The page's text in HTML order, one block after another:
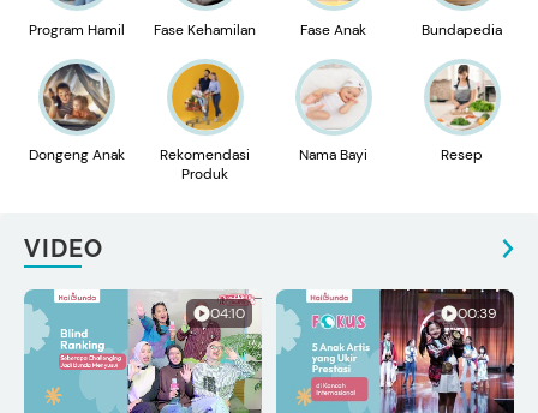
Program Hamil Fase Kehamilan Fase Anak Bundapedia
Dongeng Anak
Rekomendasi
Produk
Nama Bayi Resep
VIDEO
04:10 00:39